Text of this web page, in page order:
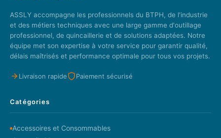
ASSLY accompagne les professionnels du BTPH, de l'industrie
et des métiers techniques avec une large gamme d'outillage
professionnel, de quincaillerie et de solutions adaptées. Notre
équipe met son expertise à votre service pour garantir qualité,
délais maîtrisés et performance optimale pour tous vos projets.
Livraison rapide Paiement sécurisé
Catégories
Accessoires et Consommables